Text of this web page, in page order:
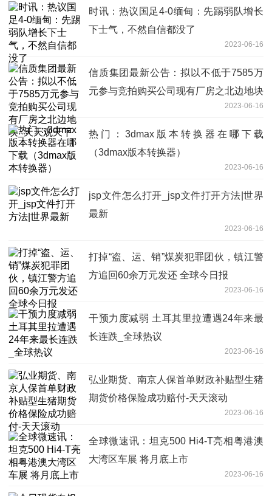
时讯：热议国足4-0缅甸：先踢弱队增长
下士气，不然自信都没了
2023-06-16
信质集团最新公告：拟以不低于7585万
元参与竞拍购买公司现有厂房之北边地块
2023-06-16
热门：3dmax版本转换器在哪下载
（3dmax版本转换器）
2023-06-16
jsp文件怎么打开_jsp文件打开方法|世界
最新
2023-06-16
打掉“盗、运、销”煤炭犯罪团伙，镇江警
方追回60余万元发还 全球今日报
2023-06-16
干预力度减弱 土耳其里拉遭遇24年来最
长连跌_全球热议
2023-06-16
弘业期货、南京人保首单财政补贴型生猪
期货价格保险成功赔付-天天滚动
2023-06-16
全球微速讯：坦克500 Hi4-T亮相粤港澳
大湾区车展 将月底上市
2023-06-16